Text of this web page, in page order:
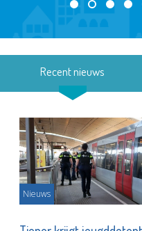
Recent nieuws
Nieuws